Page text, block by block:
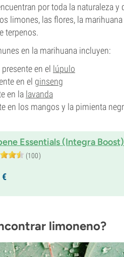
por toda la naturaleza y
limones, las flores, la
terpenos.
en la marihuana incluyen:
en el lúpulo
en el ginseng
en la lavanda
en los mangos y la pimienta
Essentials (Integra
(100)
€
limoneno?